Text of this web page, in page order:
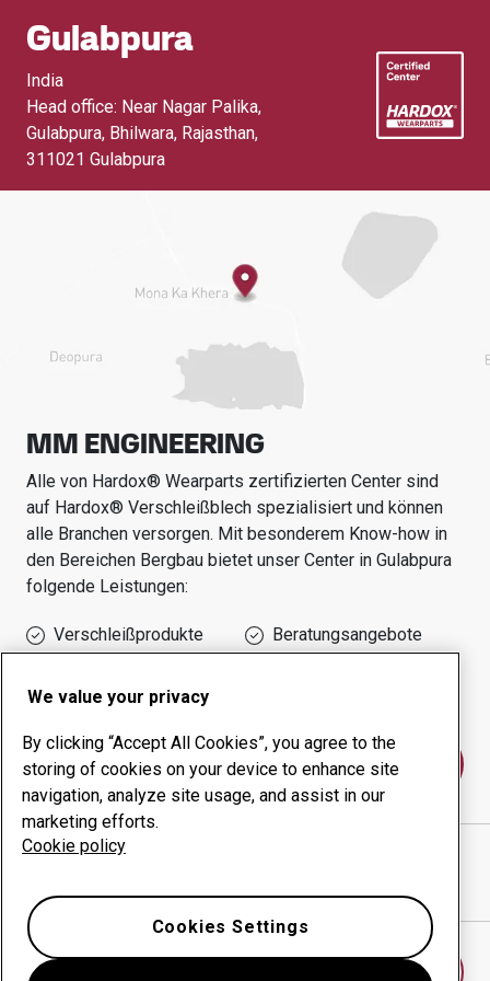
Gulabpura
India
Head office: Near Nagar Palika,
Gulabpura, Bhilwara, Rajasthan,
311021 Gulabpura
MM ENGINEERING
Alle von Hardox® Wearparts zertifizierten Center sind
auf Hardox® Verschleißblech spezialisiert und können
alle Branchen versorgen. Mit besonderem Know-how in
den Bereichen Bergbau bietet unser Center in Gulabpura
folgende Leistungen:
Verschleißprodukte
Beratungsangebote
Betriebszeit
Kontakt
MM ENGINEERING
We value your privacy
By clicking “Accept All Cookies”, you agree to the
storing of cookies on your device to enhance site
navigation, analyze site usage, and assist in our
marketing efforts.
Cookie policy
Cookies Settings